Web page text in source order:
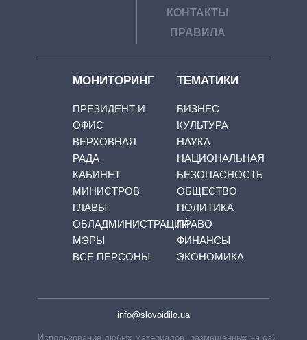
КОНТАКТЫ
ПРАВИЛА
МОНИТОРИНГ
ПРЕЗИДЕНТ И
ОФИС
ВЕРХОВНАЯ
РАДА
КАБИНЕТ
МИНИСТРОВ
ГЛАВЫ
ОБЛАДМИНИСТРАЦИЙ
МЭРЫ
ВСЕ ПЕРСОНЫ
ТЕМАТИКИ
БИЗНЕС
КУЛЬТУРА
НАУКА
НАЦИОНАЛЬНАЯ
БЕЗОПАСНОСТЬ
ОБЩЕСТВО
ПОЛИТИКА
ПРАВО
ФИНАНСЫ
ЭКОНОМИКА
info@slovoidilo.ua
Использование любых материалов, размещённых на сайте,